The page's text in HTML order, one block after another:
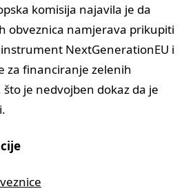
komisija najavila je da
obveznica namjerava prikupiti
NextGenerationEU i
za financiranje zelenih
je nedvojben dokaz da je